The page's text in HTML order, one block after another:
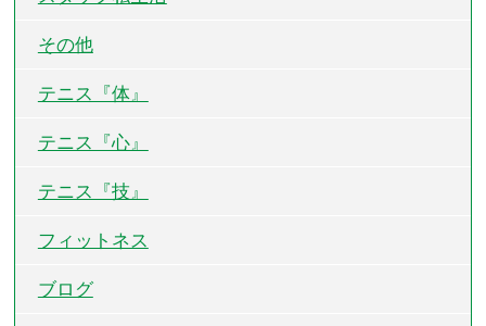
その他
テニス『体』
テニス『心』
テニス『技』
フィットネス
ブログ